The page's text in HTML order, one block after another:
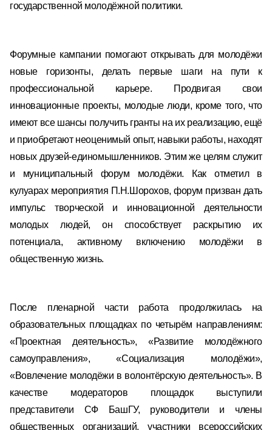
государственной молодёжной политики.
Форумные кампании помогают открывать для молодёжи
новые горизонты, делать первые шаги на пути к
профессиональной карьере. Продвигая свои
инновационные проекты, молодые люди, кроме того, что
имеют все шансы получить гранты на их реализацию, ещё
и приобретают неоценимый опыт, навыки работы, находят
новых друзей-единомышленников. Этим же целям служит
и муниципальный форум молодёжи. Как отметил в
кулуарах мероприятия П.Н.Шорохов, форум призван дать
импульс творческой и инновационной деятельности
молодых людей, он способствует раскрытию их
потенциала, активному включению молодёжи в
общественную жизнь.
После пленарной части работа продолжилась на
образовательных площадках по четырём направлениям:
«Проектная деятельность», «Развитие молодёжного
самоуправления», «Социализация молодёжи»,
«Вовлечение молодёжи в волонтёрскую деятельность». В
качестве модераторов площадок выступили
представители СФ БашГУ, руководители и члены
общественных организаций, участники всероссийских